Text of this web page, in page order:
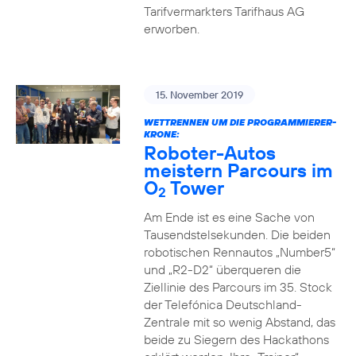
Tarifvermarkters Tarifhaus AG
erworben.
15. November 2019
WETTRENNEN UM DIE PROGRAMMIERER-
KRONE:
Roboter-Autos
meistern Parcours im
O2 Tower
Am Ende ist es eine Sache von
Tausendstelsekunden. Die beiden
robotischen Rennautos „Number5“
und „R2-D2“ überqueren die
Ziellinie des Parcours im 35. Stock
der Telefónica Deutschland-
Zentrale mit so wenig Abstand, das
beide zu Siegern des Hackathons